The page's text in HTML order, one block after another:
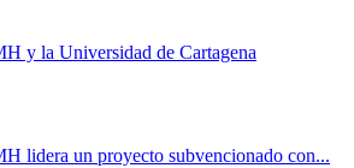
y la Universidad de Cartagena
lidera un proyecto subvencionado con...